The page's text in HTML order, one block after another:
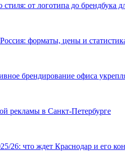
от логотипа до брендбука
форматы, цены и
брендирование офиса
рекламы в Санкт-Петербурге
26: что ждет Краснодар и его